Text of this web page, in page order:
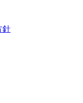
針